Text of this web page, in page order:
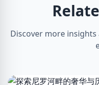
Discover more